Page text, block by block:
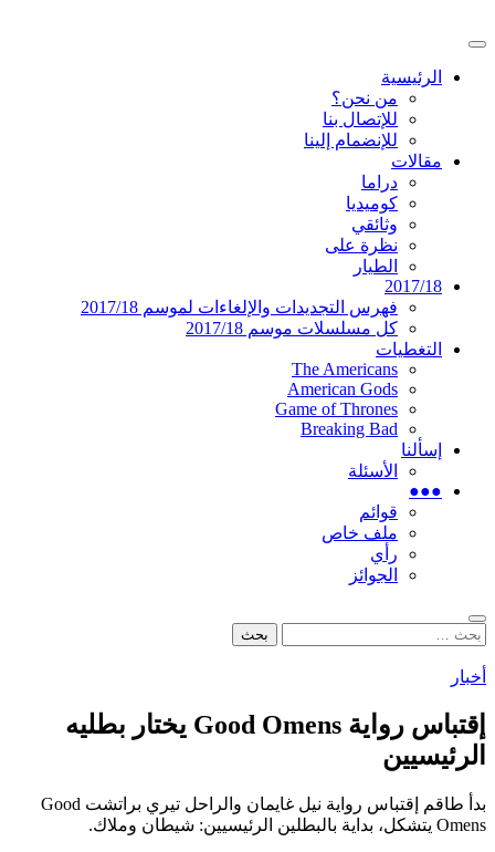
إلى
دليل التلفزيون العربي
موقع عربي متخصص في أخبار ومقالات حول
المسلسلات الأجنبية
القائمة
الرئيسيةالرئيسية
من نحن؟
للإتصال بنا
للإنضمام إلينا
مقالات
دراما
كوميديا
وثائقي
نظرة على
الطيار
2017/18
فهرس التجديدات والإلغاءات لموسم 2017/18
كل مسلسلات موسم 2017/18
التغطيات
The Americans
American Gods
Game of Thrones
Breaking Bad
إسألنا
الأسئلة
●●●
قوائم
ملف خاص
رأي
الجوائز
بحث
البحث
أخبار
إقتباس رواية Good Omens يختار بطليه
الرئيسيين
بدأ طاقم إقتباس رواية نيل غايمان والراحل تيري براتشت Good
Omens يتشكل، بداية بالبطلين الرئيسيين: شيطان وملاك.